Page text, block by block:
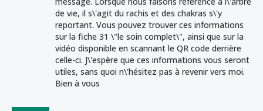
de vie, il s\'agit du rachis et des chakras s\'y
reportant. Vous pouvez trouver ces informations
sur la fiche 31 \"le soin complet\", ainsi que sur la
vidéo disponible en scannant le QR code derrière
celle-ci. J\'espère que ces informations vous seront
utiles, sans quoi n\'hésitez pas à revenir vers moi.
Bien à vous